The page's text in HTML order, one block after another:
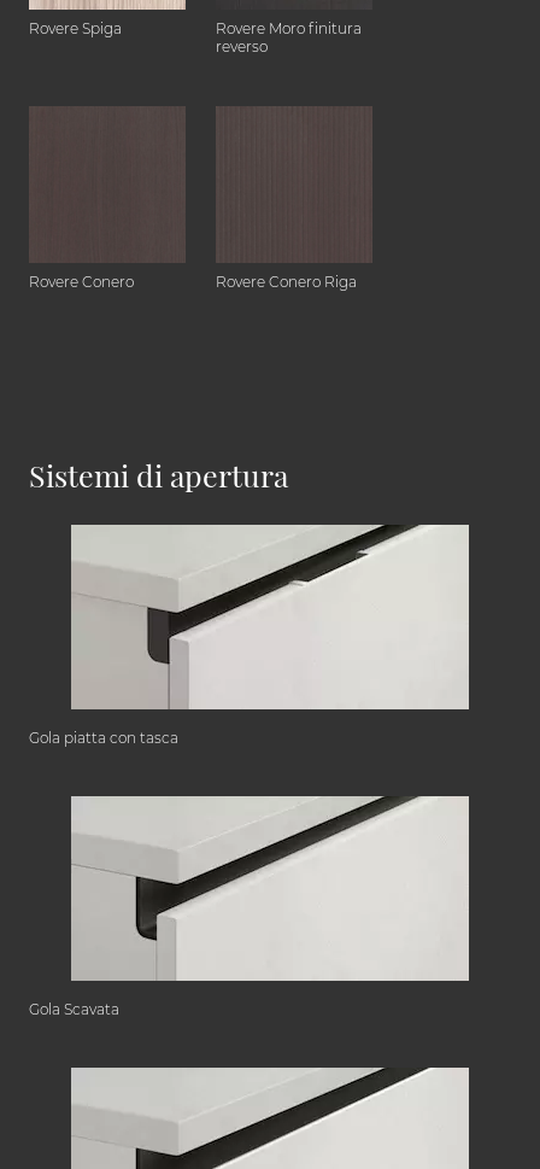
Rovere Spiga
Rovere Moro finitura
reverso
Rovere Conero Rovere Conero Riga
Sistemi di apertura
Gola piatta con tasca
Gola Scavata